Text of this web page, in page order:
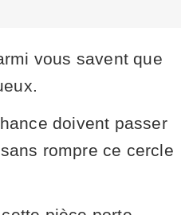
vous savent que
doivent passer
rompre ce cercle